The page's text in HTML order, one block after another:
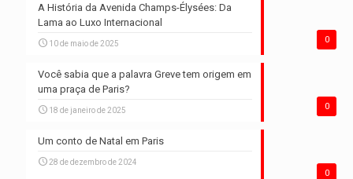
0
A História da Avenida Champs-Élysées: Da
Lama ao Luxo Internacional
10 de maio de 2025
0
Você sabia que a palavra Greve tem origem em
uma praça de Paris?
18 de janeiro de 2025
0
Um conto de Natal em Paris
28 de dezembro de 2024